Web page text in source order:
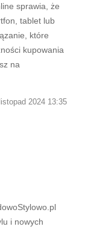
sprawia, że
tablet lub
które
kupowania
na
2024 13:35
i nowych